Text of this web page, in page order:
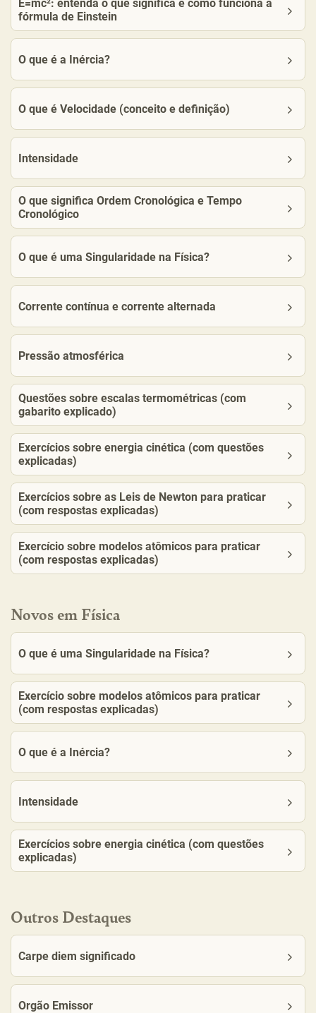
E=mc²: entenda o que significa e como funciona a
fórmula de Einstein
O que é a Inércia?
O que é Velocidade (conceito e definição)
Intensidade
O que significa Ordem Cronológica e Tempo
Cronológico
O que é uma Singularidade na Física?
Corrente contínua e corrente alternada
Pressão atmosférica
Questões sobre escalas termométricas (com
gabarito explicado)
Exercícios sobre energia cinética (com questões
explicadas)
Exercícios sobre as Leis de Newton para praticar
(com respostas explicadas)
Exercício sobre modelos atômicos para praticar
(com respostas explicadas)
Novos em Física
O que é uma Singularidade na Física?
Exercício sobre modelos atômicos para praticar
(com respostas explicadas)
O que é a Inércia?
Intensidade
Exercícios sobre energia cinética (com questões
explicadas)
Outros Destaques
Carpe diem significado
Orgão Emissor